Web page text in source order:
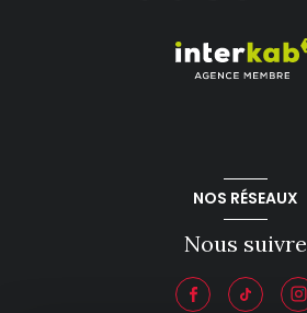
NOS RÉSEAUX
Nous suivre